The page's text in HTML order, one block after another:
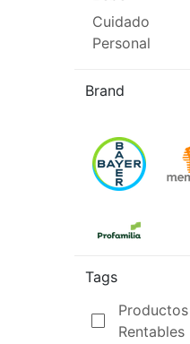
Cuidado
Personal
Brand
Tags
Productos
Rentables